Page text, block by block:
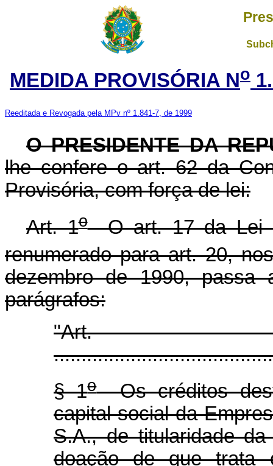
MEDIDA PROVISÓRIA No
Reeditada e Revogada pela MPv nº 1.841-7, de 1999
O PRESIDENTE DA
lhe confere o art. 62 da
Provisória, com força de lei:
Art. 1oO art. 17 da Lei
renumerado para art. 20,
dezembro de 1990, passa
parágrafos:
§ 1oOs créditos
capital social da
S.A., de titularidade
doação de que